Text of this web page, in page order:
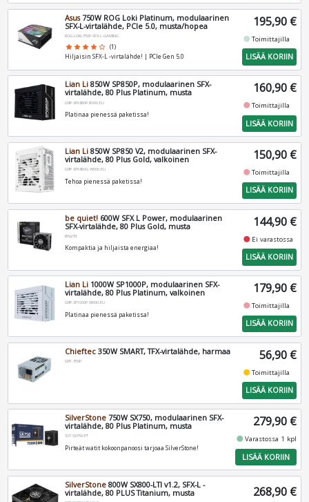
Asus750W ROG Loki Platinum, modulaarinen
SFX-L-virtalähde, PCIe 5.0, musta/hopea
ROG-LOKI-750P-SFX-L-GAMING
star star star star star_border (1)
Hiljaisin SFX-L -virtalähde! | PCIe Gen 5.0
195,90 €
fiber_manual_recordToimittajilla
LISÄÄ KORIIN
Lian Li 850W SP850P, modulaarinen SFX-
virtalähde, 80 Plus Platinum, musta
G9P.SP0850P.B000.EU
Platinaa pienessä paketissa!
160,90 €
fiber_manual_recordToimittajilla
LISÄÄ KORIIN
Lian Li 850W SP850 V2, modulaarinen SFX-
virtalähde, 80 Plus Gold, valkoinen
G9P.SP0850G.W000.EU
Tehoa pienessä paketissa!
150,90 €
fiber_manual_recordToimittajilla
LISÄÄ KORIIN
be quiet! 600W SFX L Power, modulaarinen
SFX-virtalähde, 80 Plus Gold, musta
BN239
Kompaktia ja hiljaista energiaa!
144,90 €
fiber_manual_record Ei varastossa
LISÄÄ KORIIN
Lian Li 1000W SP1000P, modulaarinen SFX-
virtalähde, 80 Plus Platinum, valkoinen
G9P.SP1000P.W000.EU
Platinaa pienessä paketissa!
179,90 €
fiber_manual_recordToimittajilla
LISÄÄ KORIIN
Chieftec 350W SMART, TFX-virtalähde, harmaa
GPF-350P 56,90 €
fiber_manual_recordToimittajilla
LISÄÄ KORIIN
SilverStone 750W SX750, modulaarinen SFX-
virtalähde, 80 Plus Platinum, musta
SST-SX750-PT
Pirteät watit kokoonpanoosi tarjoaa SilverStone!
279,90 €
fiber_manual_recordVarastossa 1 kpl
LISÄÄ KORIIN
SilverStone 800W SX800-LTI v1.2, SFX-L -
virtalähde, 80 PLUS Titanium, musta
268,90 €